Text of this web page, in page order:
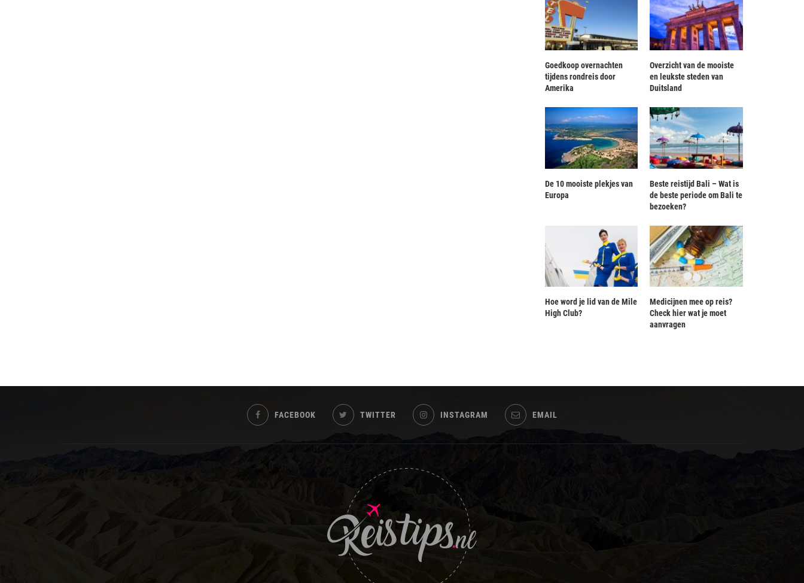
Goedkoop overnachten
tijdens rondreis door
Amerika
Overzicht van de mooiste
en leukste steden van
Duitsland
De 10 mooiste plekjes van
Europa
Beste reistijd Bali – Wat is
de beste periode om Bali te
bezoeken?
Hoe word je lid van de Mile
High Club?
Medicijnen mee op reis?
Check hier wat je moet
aanvragen
FACEBOOK TWITTER INSTAGRAM EMAIL